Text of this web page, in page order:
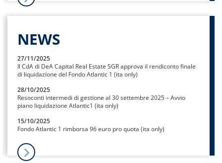
NEWS
27/11/2025
Il CdA di DeA Capital Real Estate SGR approva il rendiconto finale
di liquidazione del Fondo Atlantic 1 (ita only)
28/10/2025
Resoconti intermedi di gestione al 30 settembre 2025 – Avvio
piano liquidazione Atlantic1 (ita only)
15/10/2025
Fondo Atlantic 1 rimborsa 96 euro pro quota (ita only)